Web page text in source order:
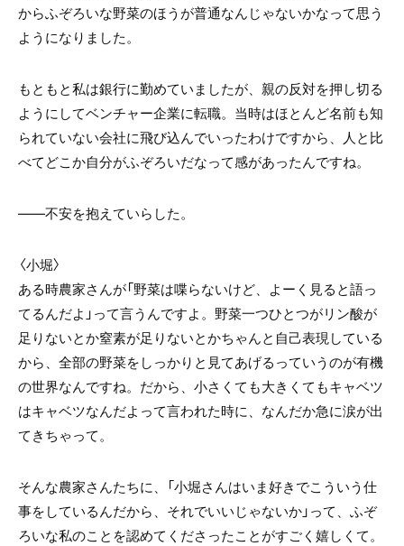
からふぞろいな野菜のほうが普通なんじゃないかなって思う
ようになりました。
もともと私は銀行に勤めていましたが、親の反対を押し切る
ようにしてベンチャー企業に転職。当時はほとんど名前も知
られていない会社に飛び込んでいったわけですから、人と比
べてどこか自分がふぞろいだなって感があったんですね。
――不安を抱えていらした。
〈小堀〉
ある時農家さんが「野菜は喋らないけど、よーく見ると語っ
てるんだよ」って言うんですよ。野菜一つひとつがリン酸が
足りないとか窒素が足りないとかちゃんと自己表現している
から、全部の野菜をしっかりと見てあげるっていうのが有機
の世界なんですね。だから、小さくても大きくてもキャベツ
はキャベツなんだよって言われた時に、なんだか急に涙が出
てきちゃって。
そんな農家さんたちに、「小堀さんはいま好きでこういう仕
事をしているんだから、それでいいじゃないか」って、ふぞ
ろいな私のことを認めてくださったことがすごく嬉しくて。